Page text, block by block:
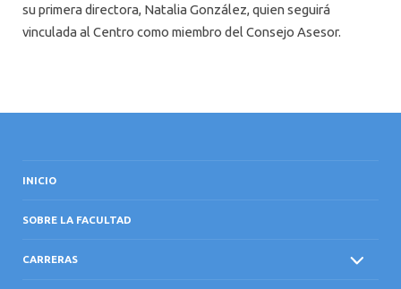
su primera directora, Natalia González, quien seguirá
vinculada al Centro como miembro del Consejo Asesor.
INICIO
SOBRE LA FACULTAD
CARRERAS